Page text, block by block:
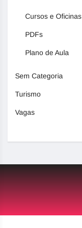
Cursos e Oficinas
PDFs
Plano de Aula
Sem Categoria
Turismo
Vagas